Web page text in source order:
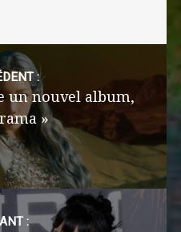
:
un nouvel album,
»
: